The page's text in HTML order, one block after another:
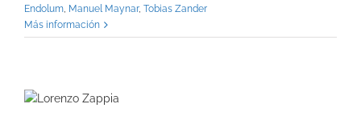
Endolum, Manuel Maynar, Tobias Zander
Más información